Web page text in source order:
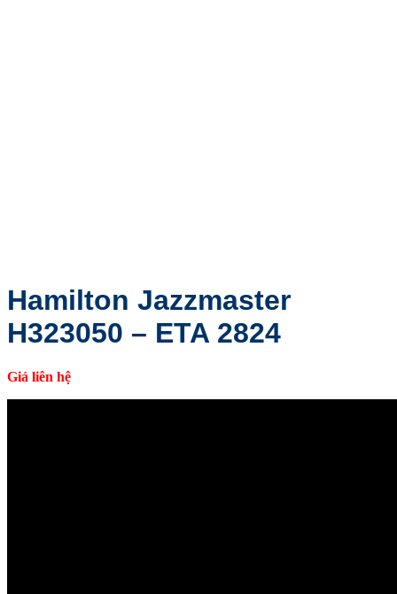
Hamilton Jazzmaster
H323050 – ETA 2824
Giá liên hệ